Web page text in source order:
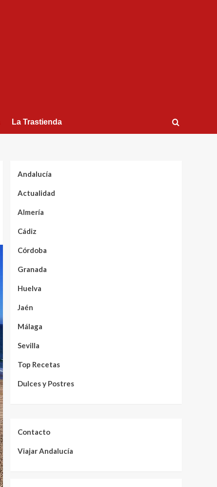
La Trastienda
Andalucía
Actualidad
Almería
Cádiz
Córdoba
Granada
Huelva
Jaén
Málaga
Sevilla
Top Recetas
Dulces y Postres
Contacto
Viajar Andalucía